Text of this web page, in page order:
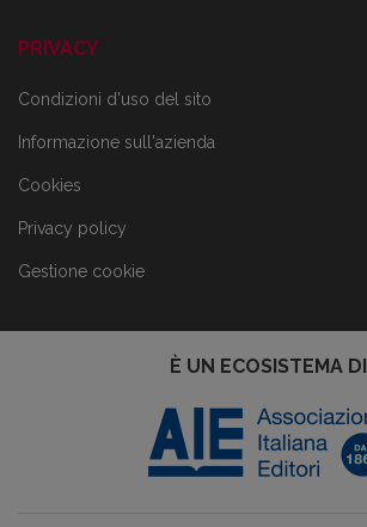
PRIVACY
Condizioni d'uso del sito
Informazione sull'azienda
Cookies
Privacy policy
Gestione cookie
È UN ECOSISTEMA DI